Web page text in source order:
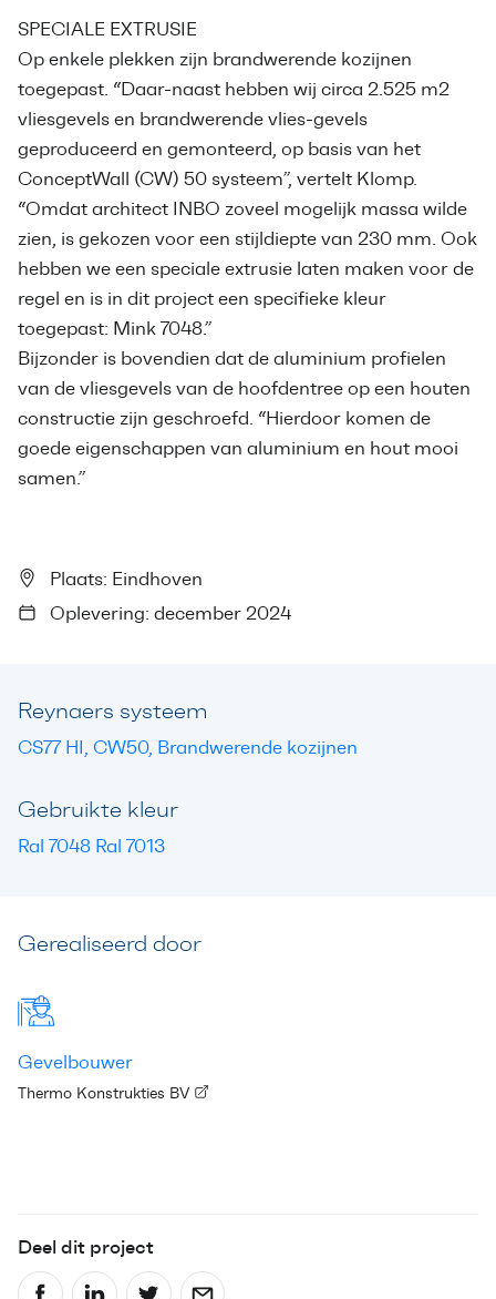
SPECIALE EXTRUSIE
Op enkele plekken zijn brandwerende kozijnen
toegepast. “Daar-naast hebben wij circa 2.525 m2
vliesgevels en brandwerende vlies-gevels
geproduceerd en gemonteerd, op basis van het
ConceptWall (CW) 50 systeem”, vertelt Klomp.
“Omdat architect INBO zoveel mogelijk massa wilde
zien, is gekozen voor een stijldiepte van 230 mm. Ook
hebben we een speciale extrusie laten maken voor de
regel en is in dit project een specifieke kleur
toegepast: Mink 7048.”
Bijzonder is bovendien dat de aluminium profielen
van de vliesgevels van de hoofdentree op een houten
constructie zijn geschroefd. “Hierdoor komen de
goede eigenschappen van aluminium en hout mooi
samen.”
Plaats: Eindhoven
Oplevering: december 2024
Reynaers systeem
CS77 HI, CW50, Brandwerende kozijnen
Gebruikte kleur
Ral 7048 Ral 7013
Gerealiseerd door
Gevelbouwer
Thermo Konstrukties BV
Deel dit project